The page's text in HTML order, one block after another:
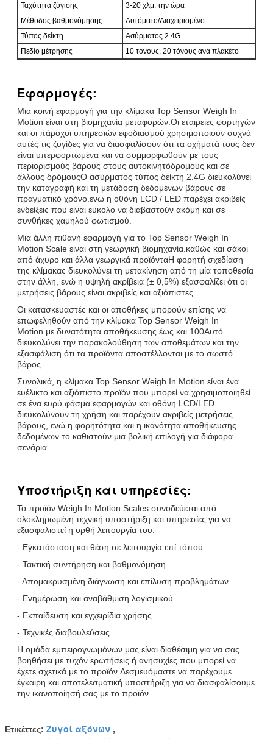
Ταχύτητα ζύγισης
3-20 χλμ. την ώρα
Μέθοδος βαθμονόμησης
Αυτόματο/Διαχειρισμένο
Τύπος δείκτη
Ασύρματος 2.4G
Πεδίο μέτρησης
10 τόνους, 20 τόνους ανά πλακέτο
Εφαρμογές:
Μια κοινή εφαρμογή για την κλίμακα Top Sensor Weigh In
Motion είναι στη βιομηχανία μεταφορών.Οι εταιρείες φορτηγών
και οι πάροχοι υπηρεσιών εφοδιασμού χρησιμοποιούν συχνά
αυτές τις ζυγίδες για να διασφαλίσουν ότι τα οχήματά τους δεν
είναι υπερφορτωμένα και να συμμορφωθούν με τους
περιορισμούς βάρους στους αυτοκινητόδρομους και σε
άλλους δρόμουςΟ ασύρματος τύπος δείκτη 2.4G διευκολύνει
την καταγραφή και τη μετάδοση δεδομένων βάρους σε
πραγματικό χρόνο.ενώ η οθόνη LCD / LED παρέχει ακριβείς
ενδείξεις που είναι εύκολο να διαβαστούν ακόμη και σε
συνθήκες χαμηλού φωτισμού.
Μια άλλη πιθανή εφαρμογή για το Top Sensor Weigh In
Motion Scale είναι στη γεωργική βιομηχανία.καθώς και σάκοι
από άχυρο και άλλα γεωργικά προϊόνταΗ φορητή σχεδίαση
της κλίμακας διευκολύνει τη μετακίνηση από τη μία τοποθεσία
στην άλλη, ενώ η υψηλή ακρίβεια (± 0,5%) εξασφαλίζει ότι οι
μετρήσεις βάρους είναι ακριβείς και αξιόπιστες.
Οι κατασκευαστές και οι αποθήκες μπορούν επίσης να
επωφεληθούν από την κλίμακα Top Sensor Weigh In
Motion.με δυνατότητα αποθήκευσης έως και 100Αυτό
διευκολύνει την παρακολούθηση των αποθεμάτων και την
εξασφάλιση ότι τα προϊόντα αποστέλλονται με το σωστό
βάρος.
Συνολικά, η κλίμακα Top Sensor Weigh In Motion είναι ένα
ευέλικτο και αξιόπιστο προϊόν που μπορεί να χρησιμοποιηθεί
σε ένα ευρύ φάσμα εφαρμογών.και οθόνη LCD/LED
διευκολύνουν τη χρήση και παρέχουν ακριβείς μετρήσεις
βάρους, ενώ η φορητότητα και η ικανότητα αποθήκευσης
δεδομένων το καθιστούν μια βολική επιλογή για διάφορα
σενάρια.
Υποστήριξη και υπηρεσίες:
Το προϊόν Weigh In Motion Scales συνοδεύεται από
ολοκληρωμένη τεχνική υποστήριξη και υπηρεσίες για να
εξασφαλιστεί η ορθή λειτουργία του.
- Εγκατάσταση και θέση σε λειτουργία επί τόπου
- Τακτική συντήρηση και βαθμονόμηση
- Απομακρυσμένη διάγνωση και επίλυση προβλημάτων
- Ενημέρωση και αναβάθμιση λογισμικού
- Εκπαίδευση και εγχειρίδια χρήσης
- Τεχνικές διαβουλεύσεις
Η ομάδα εμπειρογνωμόνων μας είναι διαθέσιμη για να σας
βοηθήσει με τυχόν ερωτήσεις ή ανησυχίες που μπορεί να
έχετε σχετικά με το προϊόν.Δεσμευόμαστε να παρέχουμε
έγκαιρη και αποτελεσματική υποστήριξη για να διασφαλίσουμε
την ικανοποίησή σας με το προϊόν.
Ετικέττες: Ζυγοί αξόνων ,